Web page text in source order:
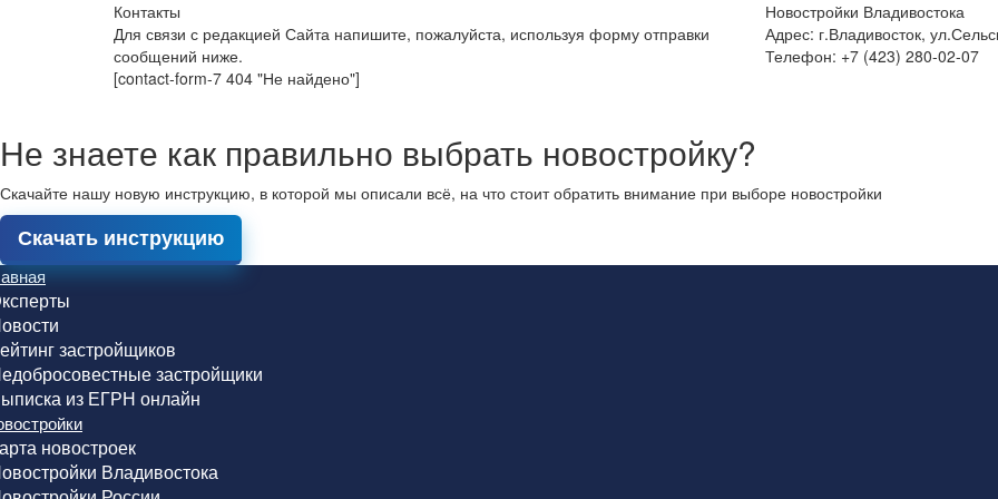
Контакты
Для связи с редакцией Сайта напишите, пожалуйста, используя форму отправки
сообщений ниже.
[contact-form-7 404 "Не найдено"]
Новостройки Владивостока
Адрес: г.Владивосток,
Телефон: +7 (423) 280-02-07
Не знаете как правильно выбрать новостройку?
Скачайте нашу новую инструкцию, в которой мы описали всё, на что стоит обратить внимание при выборе новостройки
Скачать инструкцию
застройщиков
застройщики
из ЕГРН онлайн
новостроек
Владивостока